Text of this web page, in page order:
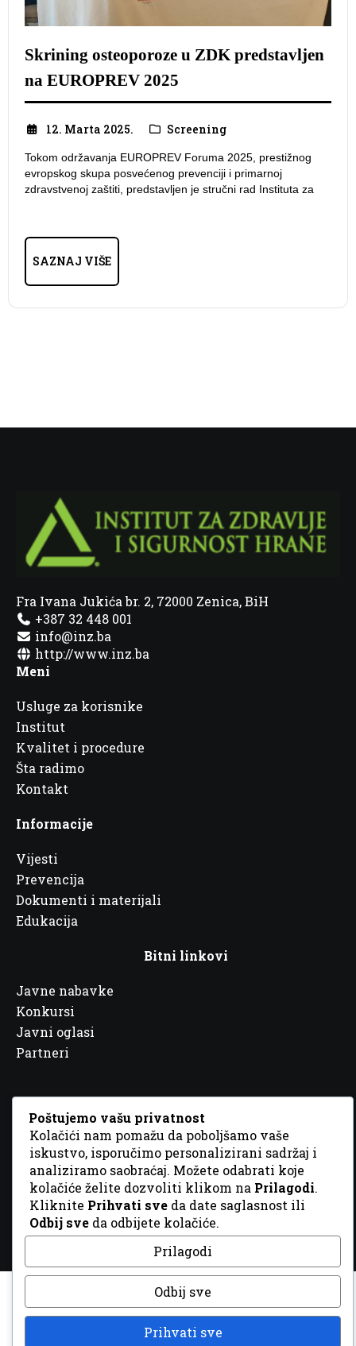
Skrining osteoporoze u ZDK predstavljen
na EUROPREV 2025
12. Marta 2025. Screening
Tokom održavanja EUROPREV Foruma 2025, prestižnog
evropskog skupa posvećenog prevenciji i primarnoj
zdravstvenoj zaštiti, predstavljen je stručni rad Instituta za
SAZNAJ VIŠE
Fra Ivana Jukića br. 2, 72000 Zenica, BiH
+387 32 448 001
info@inz.ba
http://www.inz.ba
Meni
Usluge za korisnike
Institut
Kvalitet i procedure
Šta radimo
Kontakt
Informacije
Vijesti
Prevencija
Dokumenti i materijali
Edukacija
Bitni linkovi
Javne nabavke
Konkursi
Javni oglasi
Partneri
© 2026 Sva prava zadržana. DizajnGordonDM
Poštujemo vašu privatnost
Kolačići nam pomažu da poboljšamo vaše
iskustvo, isporučimo personalizirani sadržaj i
analiziramo saobraćaj. Možete odabrati koje
kolačiće želite dozvoliti klikom na Prilagodi.
Kliknite Prihvati sve da date saglasnost ili
Odbij sve da odbijete kolačiće.
Prilagodi
Odbij sve
Prihvati sve